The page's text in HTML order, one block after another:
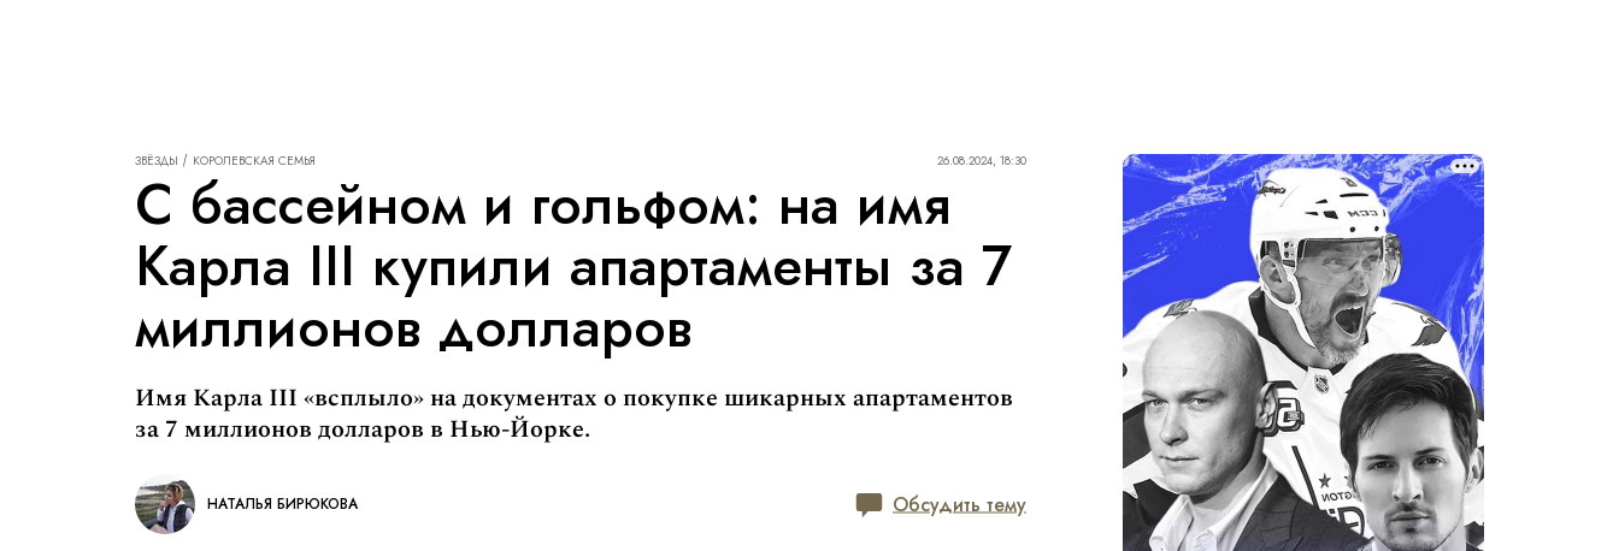
ЗВЁЗДЫ КОРОЛЕВСКАЯ СЕМЬЯ 26.08.2024, 18:30
С бассейном и гольфом: на имя
Карла III купили апартаменты за 7
миллионов долларов
Имя Карла III «всплыло» на документах о покупке шикарных апартаментов
за 7 миллионов долларов в Нью-Йорке.
НАТАЛЬЯ БИРЮКОВА Обсудить тему